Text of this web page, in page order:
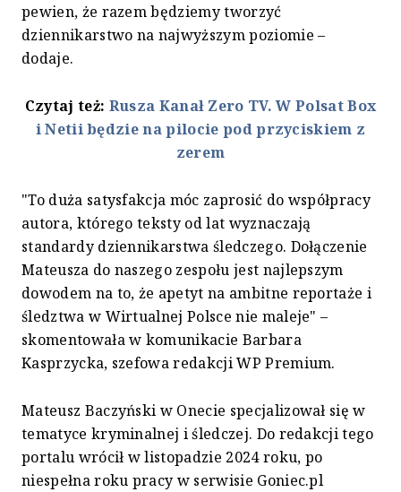
pewien, że razem będziemy tworzyć
dziennikarstwo na najwyższym poziomie –
dodaje.
Czytaj też: Rusza Kanał Zero TV. W Polsat Box
i Netii będzie na pilocie pod przyciskiem z
zerem
"To duża satysfakcja móc zaprosić do współpracy
autora, którego teksty od lat wyznaczają
standardy dziennikarstwa śledczego. Dołączenie
Mateusza do naszego zespołu jest najlepszym
dowodem na to, że apetyt na ambitne reportaże i
śledztwa w Wirtualnej Polsce nie maleje" –
skomentowała w komunikacie Barbara
Kasprzycka, szefowa redakcji WP Premium.
Mateusz Baczyński w Onecie specjalizował się w
tematyce kryminalnej i śledczej. Do redakcji tego
portalu wrócił w listopadzie 2024 roku, po
niespełna roku pracy w serwisie Goniec.pl